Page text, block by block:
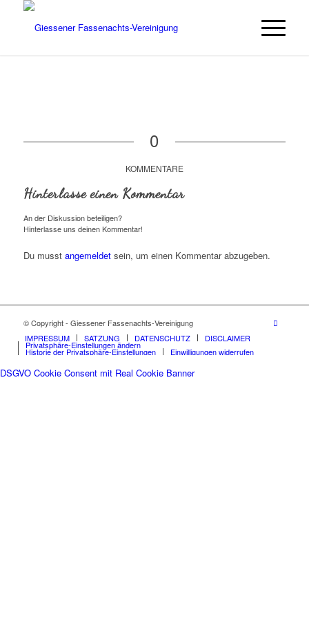
0
KOMMENTARE
Hinterlasse einen Kommentar
An der Diskussion beteiligen?
Hinterlasse uns deinen Kommentar!
Du musst angemeldetsein, um einen Kommentar abzugeben.
© Copyright - Giessener Fassenachts-Vereinigung
IMPRESSUM
SATZUNG DATENSCHUTZ DISCLAIMER
Privatsphäre-Einstellungen ändern
Historie der Privatsphäre-Einstellungen Einwilligungen widerrufen
DSGVO Cookie Consent mit Real Cookie Banner